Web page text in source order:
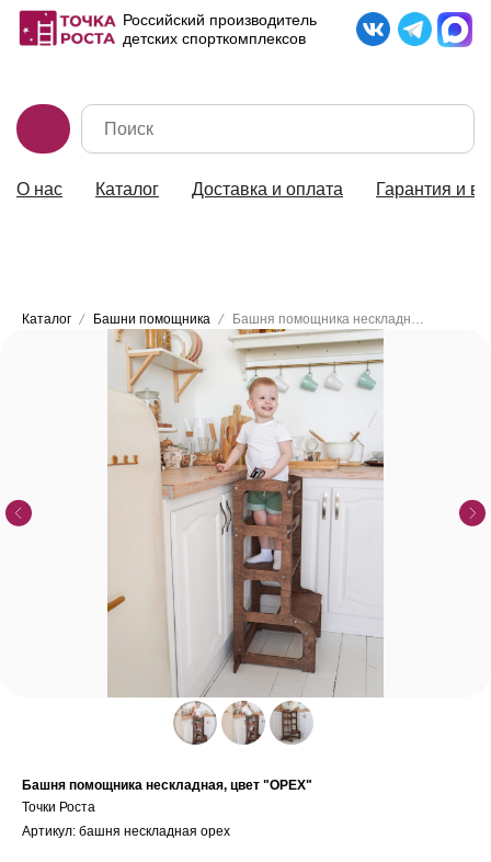
Российский производитель
детских спорткомплексов
8-902-189-56-36
О нас Каталог Доставка и оплата Гарантия и
Каталог Башни помощника Башня помощника нескладная, цвет "ОРЕХ"
Башня помощника нескладная, цвет "ОРЕХ"
Точки Роста
Артикул: башня нескладная орех